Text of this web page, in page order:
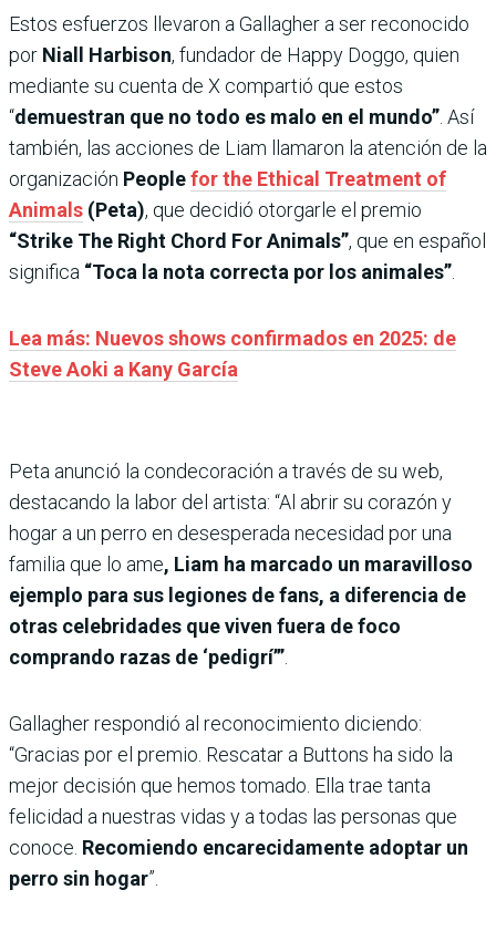
Estos esfuerzos llevaron a Gallagher a ser reconocido
por Niall Harbison, fundador de Happy Doggo, quien
mediante su cuenta de X compartió que estos
“demuestran que no todo es malo en el mundo” . Así
también, las acciones de Liam llamaron la atención de la
organización Peoplefor the Ethical Treatment of
Animals (Peta), que decidió otorgarle el premio
“Strike The Right Chord For Animals”, que en español
significa “Toca la nota correcta por los animales”
Lea más: Nuevos shows confirmados en 2025: de
Steve Aoki a Kany García
Peta anunció la condecoración a través de su web,
destacando la labor del artista: “Al abrir su corazón y
hogar a un perro en desesperada necesidad por una
familia que lo ame, Liam ha marcado un maravilloso
ejemplo para sus legiones de fans, a diferencia de
otras celebridades que viven fuera de foco
comprando razas de ‘pedigrí’”
Gallagher respondió al reconocimiento diciendo:
“Gracias por el premio. Rescatar a Buttons ha sido la
mejor decisión que hemos tomado. Ella trae tanta
felicidad a nuestras vidas y a todas las personas que
conoce. Recomiendo encarecidamente adoptar un
perro sin hogar”.